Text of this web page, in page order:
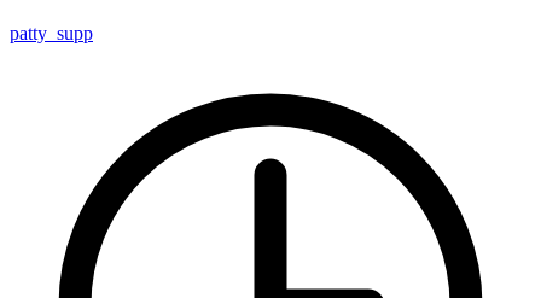
patty_supp